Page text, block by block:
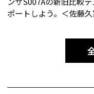
ポートしよう。＜佐藤